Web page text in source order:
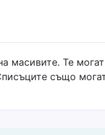
масивите. Те
също